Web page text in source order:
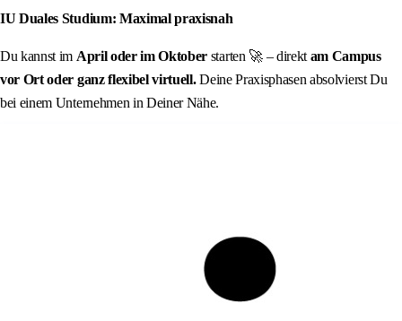
IU Duales Studium: Maximal praxisnah
Du kannst im April oder im Oktober starten 🚀 – direkt am Campus
vor Ort oder ganz flexibel virtuell.Deine Praxisphasen absolvierst Du
bei einem Unternehmen in Deiner Nähe.